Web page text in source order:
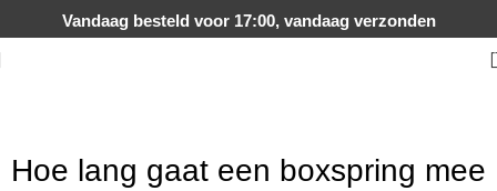
Vandaag besteld voor 17:00, vandaag verzonden
Hoe lang gaat een boxspring mee